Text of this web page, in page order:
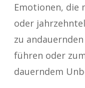
Emotionen, die
oder
zu
führen oder
dauerndem